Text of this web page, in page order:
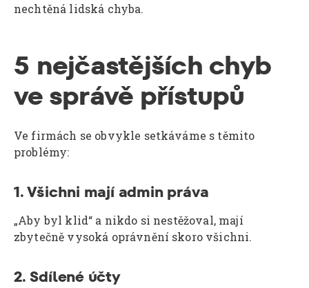
nechtěná lidská chyba.
5 nejčastějších chyb
ve správě přístupů
Ve firmách se obvykle setkáváme s těmito
problémy:
1. Všichni mají admin práva
„Aby byl klid“ a nikdo si nestěžoval, mají
zbytečně vysoká oprávnění skoro všichni.
2. Sdílené účty